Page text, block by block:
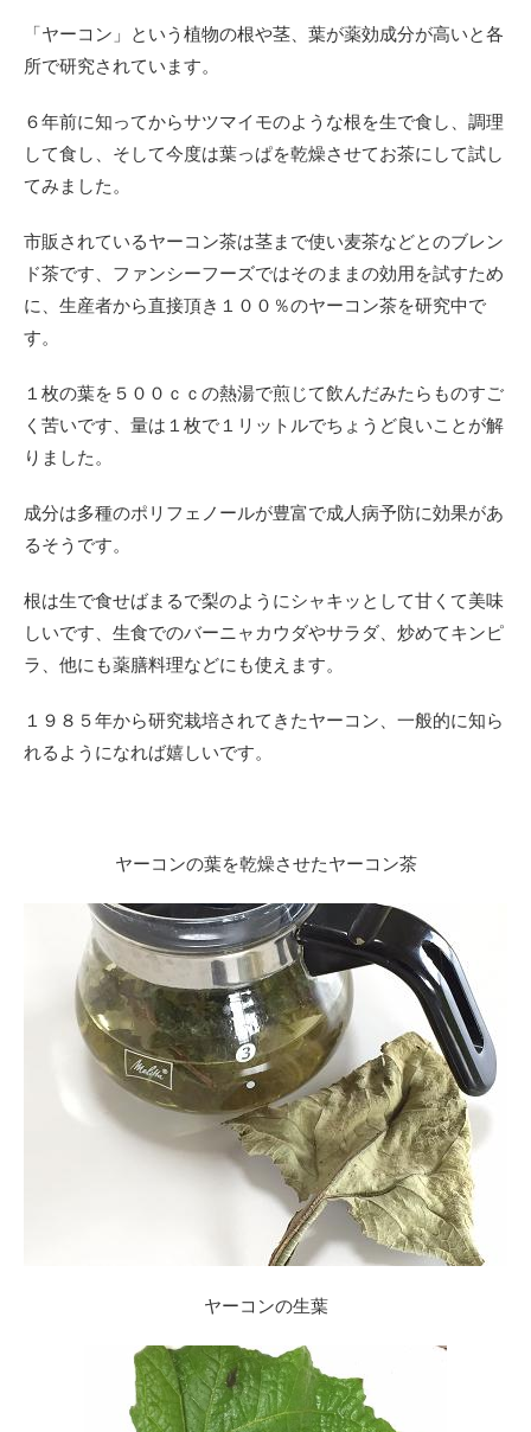
「ヤーコン」という植物の根や茎、葉が薬効成分が高いと各
所で研究されています。
６年前に知ってからサツマイモのような根を生で食し、調理
して食し、そして今度は葉っぱを乾燥させてお茶にして試し
てみました。
市販されているヤーコン茶は茎まで使い麦茶などとのブレン
ド茶です、ファンシーフーズではそのままの効用を試すため
に、生産者から直接頂き１００％のヤーコン茶を研究中で
す。
１枚の葉を５００ｃｃの熱湯で煎じて飲んだみたらものすご
く苦いです、 量は１枚で１リットルでちょうど良いことが解
りました。
成分は多種のポリフェノールが豊富で成人病予防に効果があ
るそうです。
根は生で食せばまるで梨のようにシャキッとして甘くて美味
しいです、 生食でのバーニャカウダやサラダ、炒めてキンピ
ラ、他にも薬膳料理などにも使えます。
１９８５年から研究栽培されてきたヤーコン、一般的に知ら
れるようになれば嬉しいです。
ヤーコンの葉を乾燥させたヤーコン茶
ヤーコンの生葉